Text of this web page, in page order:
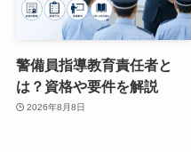
警備員指導教育責任者と
は？資格や要件を解説
2026年8月8日